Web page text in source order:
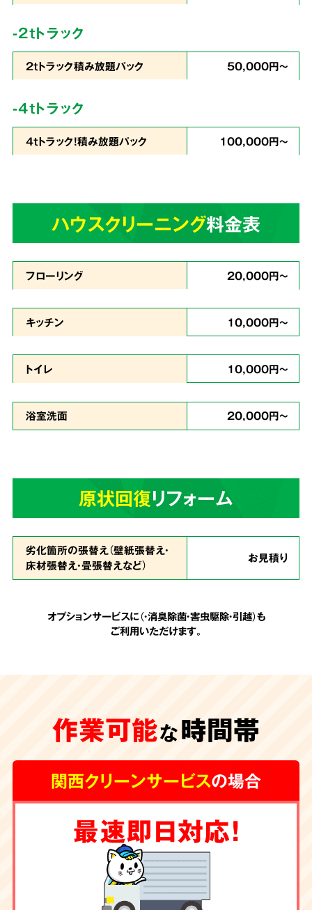
私たちは片づけで出たゴミの処分から、不用品
の買取りまでをワンストップで行っています。
業界最安値を目指したサービスでお客様満足度
4
あらゆる状況に
スピーディーに対応
どんな現場
でも対応
のが難しいという状態でも作業致します。
まで積み上げられたゴミも、虫の湧いたゴミも
追加費用は一切なし
一切なし
関西クリーンサービスの会計は非常にシンプル
です。お見積りの際に、わかりやすい内訳で提
示させて頂く料金が全てです。お客様の承諾の
ない勝手な追加費用は一切頂きません。
-2tトラック
2tトラック積み放題パック 50,000円～
-4tトラック
4tトラック！積み放題パック 100,000円～
ハウスクリーニング料金表
フローリング 20,000円～
キッチン 10,000円～
トイレ 10,000円～
浴室洗面 20,000円～
原状回復リフォーム
劣化箇所の張替え（壁紙張替え・
床材張替え・畳張替えなど）
お見積り
オプションサービスに（・消臭除菌・害虫駆除・引越）も
ご利用いただけます。
作業可能な時間帯
関西クリーンサービスの場合
最速即日対応！